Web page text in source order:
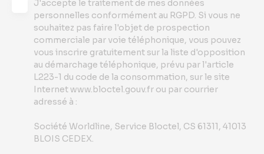
J'accepte le traitement de mes données
personnelles conformément au RGPD. Si vous ne
souhaitez pas faire l'objet de prospection
commerciale par voie téléphonique, vous pouvez
vous inscrire gratuitement sur la liste d'opposition
au démarchage téléphonique, prévu par l'article
L223-1 du code de la consommation, sur le site
Internet www.bloctel.gouv.fr ou par courrier
adressé à :
Société Worldline, Service Bloctel, CS 61311, 41013
BLOIS CEDEX.